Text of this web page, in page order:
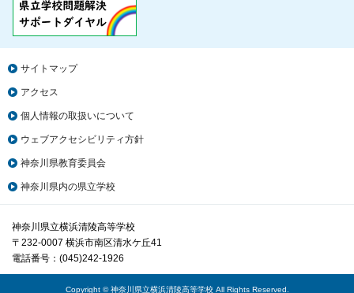
サイトマップ
アクセス
個人情報の取扱いについて
ウェブアクセシビリティ方針
神奈川県教育委員会
神奈川県内の県立学校
神奈川県立横浜清陵高等学校
〒232-0007 横浜市南区清水ケ丘41
電話番号：(045)242-1926
Copyright © 神奈川県立横浜清陵高等学校 All Rights Reserved.